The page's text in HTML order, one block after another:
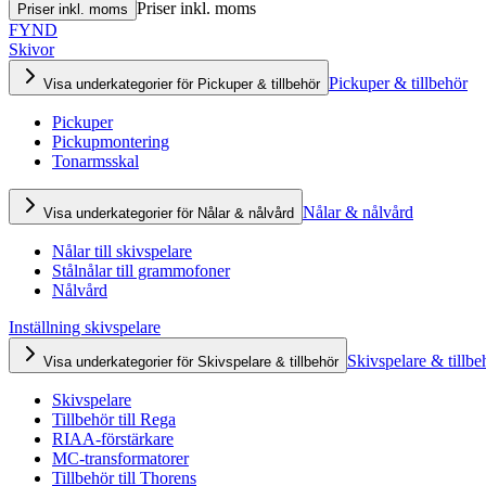
Priser inkl. moms Priser inkl. moms
FYND
Skivor
Visa underkategorier för Pickuper & tillbehör Pickuper & tillbehör
Pickuper
Pickupmontering
Tonarmsskal
Visa underkategorier för Nålar & nålvård Nålar & nålvård
Nålar till skivspelare
Stålnålar till grammofoner
Nålvård
Inställning skivspelare
Visa underkategorier för Skivspelare & tillbehör Skivspelare &
Skivspelare
Tillbehör till Rega
RIAA-förstärkare
MC-transformatorer
Tillbehör till Thorens